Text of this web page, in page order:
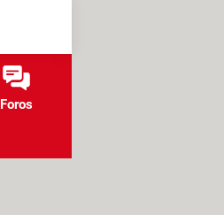
Foros